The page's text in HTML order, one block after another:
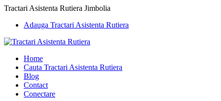
Tractari Asistenta Rutiera Jimbolia
Adauga Tractari Asistenta Rutiera
Home
Cauta Tractari Asistenta Rutiera
Blog
Contact
Conectare